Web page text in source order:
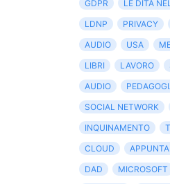
GDPR
LE DITA
LDNP
PRIVACY
AUDIO
USA
LIBRI
LAVORO
AUDIO
SOCIAL NETWORK
INQUINAMENTO
CLOUD
DAD
MICROSOFT